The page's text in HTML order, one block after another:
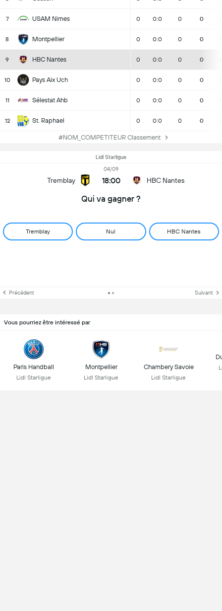
7 USAM Nimes 0 0:0 0 0
8 Montpellier 0 0:0 0 0
9 HBC Nantes 0 0:0 0 0
10 Pays Aix Uch 0 0:0 0 0
11 Sélestat Ahb 0 0:0 0 0
12 St. Raphael 0 0:0 0 0
#NOM_COMPETITEUR Classement
Lidl Starligue
Tremblay
04/09
18:00 HBC Nantes
Qui va gagner ?
Tremblay Nul HBC Nantes
Précédent Suivant
Vous pourriez être intéressé par
Paris Handball
Lidl Starligue
Montpellier
Lidl Starligue
Chambery Savoie
Lidl Starligue